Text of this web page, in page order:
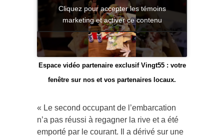
Cliquez pour accepter les témoins
marketing et activer ce contenu
Espace vidéo partenaire exclusif Vingt55 : votre
fenêtre sur nos et vos partenaires locaux.
« Le second occupant de l’embarcation
n’a pas réussi à regagner la rive et a été
emporté par le courant. Il a dérivé sur une